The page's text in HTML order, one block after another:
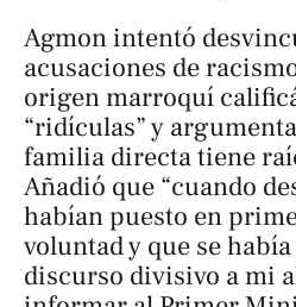
Agmon intentó
acusaciones de
origen marroquí
“ridículas” y
familia directa tiene
Añadió que “cuando
habían puesto en
voluntad y que se
discurso divisivo a mi